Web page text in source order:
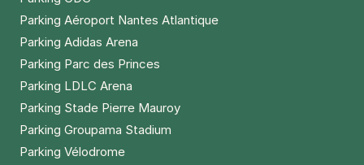
Parking Aéroport Nantes Atlantique
Parking Adidas Arena
Parking Parc des Princes
Parking LDLC Arena
Parking Stade Pierre Mauroy
Parking Groupama Stadium
Parking Vélodrome